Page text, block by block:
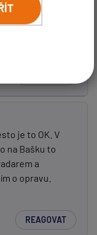
je to OK. V
na Bašku to
a
o opravu.
REAGOVAT